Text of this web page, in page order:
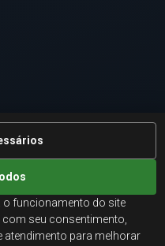
para empresas e
você
funcionamento do site
seu consentimento,
atendimento para melhorar